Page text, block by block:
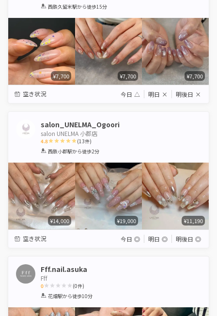
1 2 3 4 5
西鉄久留米駅から徒歩15分
¥7,700 ¥7,700 ¥7,700
空き状況 今日 △ 明日 × 明後日 ×
salon_UNELMA_Ogoori
salon UNELMA 小郡店
4.8
1 2 3 4 5
(13件)
西鉄小郡駅から徒歩2分
¥14,000 ¥19,000 ¥11,190
空き状況 今日 ◎ 明日 ◎ 明後日 ◎
Fff.nail.asuka
Fff
0
1 2 3 4 5
(0件)
花畑駅から徒歩10分